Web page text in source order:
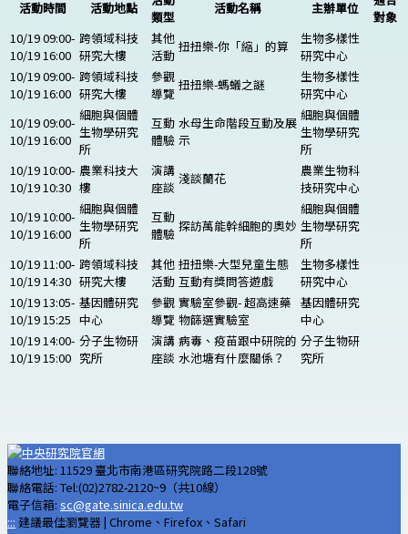
活動時間 活動地點
類型
活動名稱 主辦單位
對象
10/19 09:00-
10/19 16:00
跨領域科技
研究大樓
其他
活動
扭扭樂-你「縮」的算
生物多樣性
研究中心
10/19 09:00-
10/19 16:00
跨領域科技
研究大樓
參觀
導覽
扭扭樂-螞蟻之謎
生物多樣性
研究中心
10/19 09:00-
10/19 16:00
細胞與個體
生物學研究
所
互動
體驗
水母生命階段互動及展
示
細胞與個體
生物學研究
所
10/19 10:00-
10/19 10:30
農業科技大
樓
演講
座談
淺談蘭花
農業生物科
技研究中心
10/19 10:00-
10/19 16:00
細胞與個體
生物學研究
所
互動
體驗 探訪萬能幹細胞的奧妙
細胞與個體
生物學研究
所
10/19 11:00-
10/19 14:30
跨領域科技
研究大樓
其他
活動
扭扭樂-大型兒童生態
互動有獎問答遊戲
生物多樣性
研究中心
10/19 13:05-
10/19 15:25
基因體研究
中心
參觀
導覽
實驗室參觀- 超高速藥
物篩選實驗室
基因體研究
中心
10/19 14:00-
10/19 15:00
分子生物研
究所
演講
座談
病毒、疫苗跟中研院的
水池塘有什麼關係？
分子生物研
究所
聯絡地址: 11529 臺北市南港區研究院路二段128號
聯絡電話: Tel:(02)2782-2120~9（共10線）
電子信箱: sc@gate.sinica.edu.tw
::: 建議最佳瀏覽器 | Chrome、Firefox、Safari